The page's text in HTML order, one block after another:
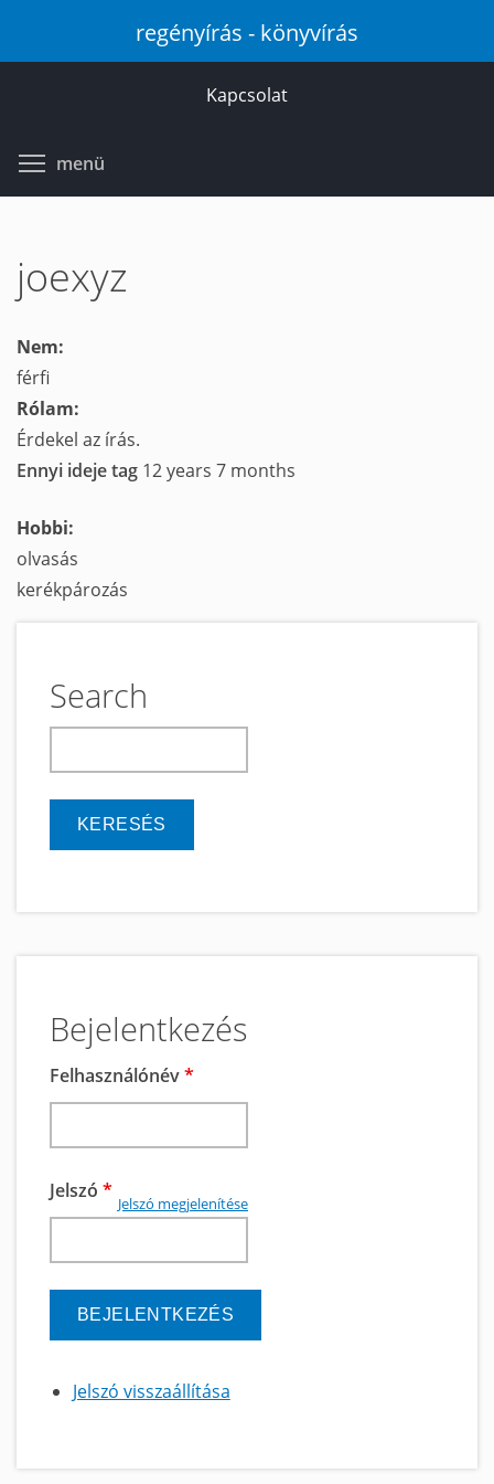
regényírás - könyvírás
Kapcsolat
menü
joexyz
Nem:
férfi
Rólam:
Érdekel az írás.
Ennyi ideje tag 12 years 7 months
Hobbi:
olvasás
kerékpározás
Search
Bejelentkezés
Felhasználónév*
Jelszó *
Jelszó megjelenítése
Jelszó visszaállítása